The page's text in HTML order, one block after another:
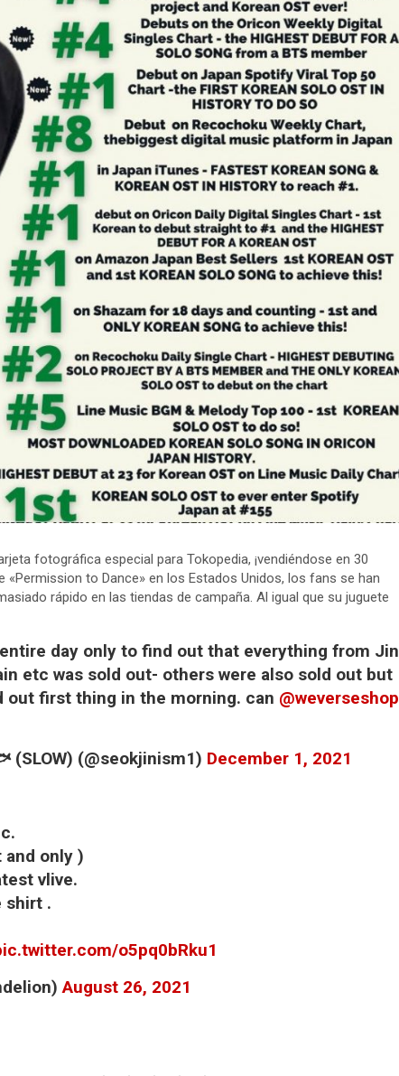
fotográfica especial para Tokopedia, ¡vendiéndose en 30
to Dance» en los Estados Unidos, los fans se han
rápido en las tiendas de campaña. Al igual que su juguete
day only to find out that everything from Jin
etc was sold out- others were also sold out but
out first thing in the morning. can @weverseshop
(SLOW) (@seokjinism1) December 1, 2021
and only )
vlive.
shirt .
o5pq0bRku1
August 26, 2021